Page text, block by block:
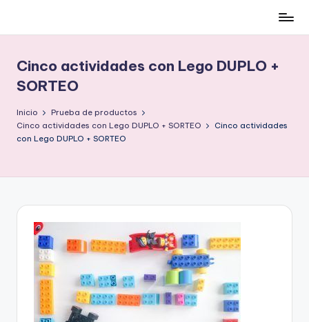
contenido
low-
cost
y
morir
en
Cinco actividades con Lego DUPLO +
SORTEO
Inicio
Prueba de productos
Cinco actividades con Lego DUPLO + SORTEO
Cinco actividades
con Lego DUPLO + SORTEO